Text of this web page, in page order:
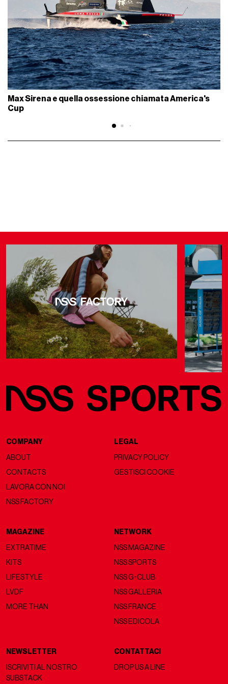
Max Sirena e quella ossessione chiamata America's
Cup
COMPANY
ABOUT
CONTACTS
LAVORA CON NOI
NSS FACTORY
LEGAL
PRIVACY POLICY
GESTISCI COOKIE
MAGAZINE
EXTRATIME
KITS
LIFESTYLE
LVDF
MORE THAN
NETWORK
NSS MAGAZINE
NSS SPORTS
NSS G-CLUB
NSS GALLERIA
NSS FRANCE
NSS EDICOLA
NEWSLETTER
ISCRIVITI AL NOSTRO
SUBSTACK
CONTATTACI
DROP US A LINE